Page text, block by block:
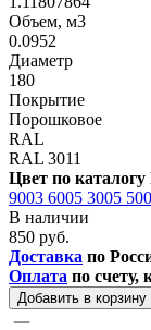
Объем, м3
0.0952
Диаметр
180
Покрытие
Порошковое
RAL
RAL 3011
Цвет по
9003 6005 3005
В наличии
850 руб.
Доставка по
Оплата по
Добавить в корзину